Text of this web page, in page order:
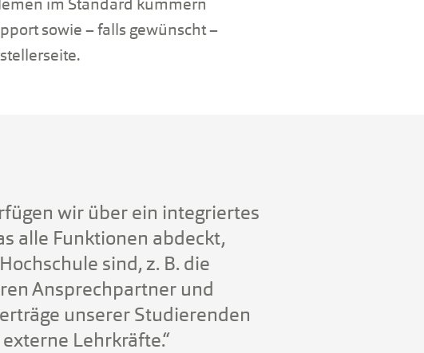
sowie – falls gewünscht –
wir über ein integriertes
alle Funktionen abdeckt,
sind, z. B. die
Ansprechpartner und
unserer Studierenden
Lehrkräfte.“